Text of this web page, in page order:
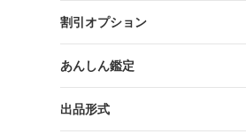
割引オプション
あんしん鑑定
出品形式